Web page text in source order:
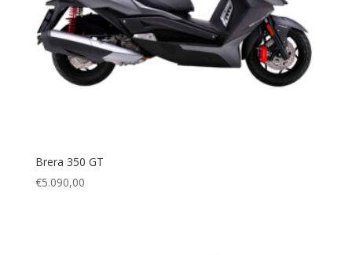
Brera 350 GT
€5.090,00